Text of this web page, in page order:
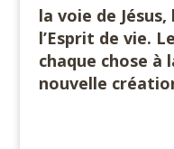
la voie de
l’Esprit de vie.
chaque chose à
nouvelle